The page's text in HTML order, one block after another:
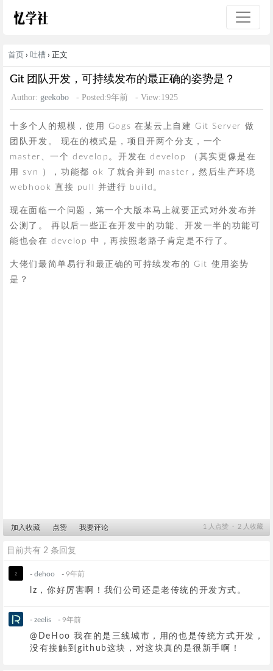
首页 › 吐槽 › 正文
Git 团队开发，可持续发布的最正确的姿势是？
Author: geekobo - Posted:9年前 - View:1925
十多个人的规模，使用 Gogs 在某云上自建 Git Server 做
团队开发。 现在的模式是，项目开两个分支，一个
master、一个 develop。开发在 develop （其实更像是在
用 svn ），功能都 ok 了就合并到 master，然后生产环境
webhook 直接 pull 并进行 build。
现在面临一个问题，第一个大版本马上就要正式对外发布并
公测了。 再以后一些正在开发中的功能、开发一半的功能可
能也会在 develop 中，再按照老路子肯定是不行了。
大佬们最简单易行和最正确的可持续发布的 Git 使用姿势
是？
1 人点赞 ∙ 2 人收藏
加入收藏 点赞 我要评论
目前共有 2 条回复
-dehoo -9年前
lz，你好厉害啊！我们公司还是老传统的开发方式。
-zeelis -9年前
@DeHoo 我在的是三线城市，用的也是传统方式开发，
没有接触到github这块，对这块真的是很新手啊！